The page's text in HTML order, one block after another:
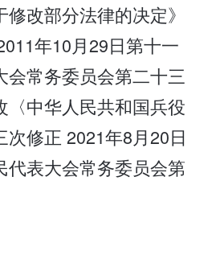
改部分法律的决定》
年10月29日第十一
会常务委员会第二十三
〈中华人民共和国兵役
修正 2021年8月20日
代表大会常务委员会第